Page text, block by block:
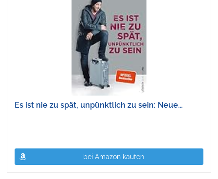
Es ist nie zu spät, unpünktlich zu sein: Neue...
bei Amazon kaufen